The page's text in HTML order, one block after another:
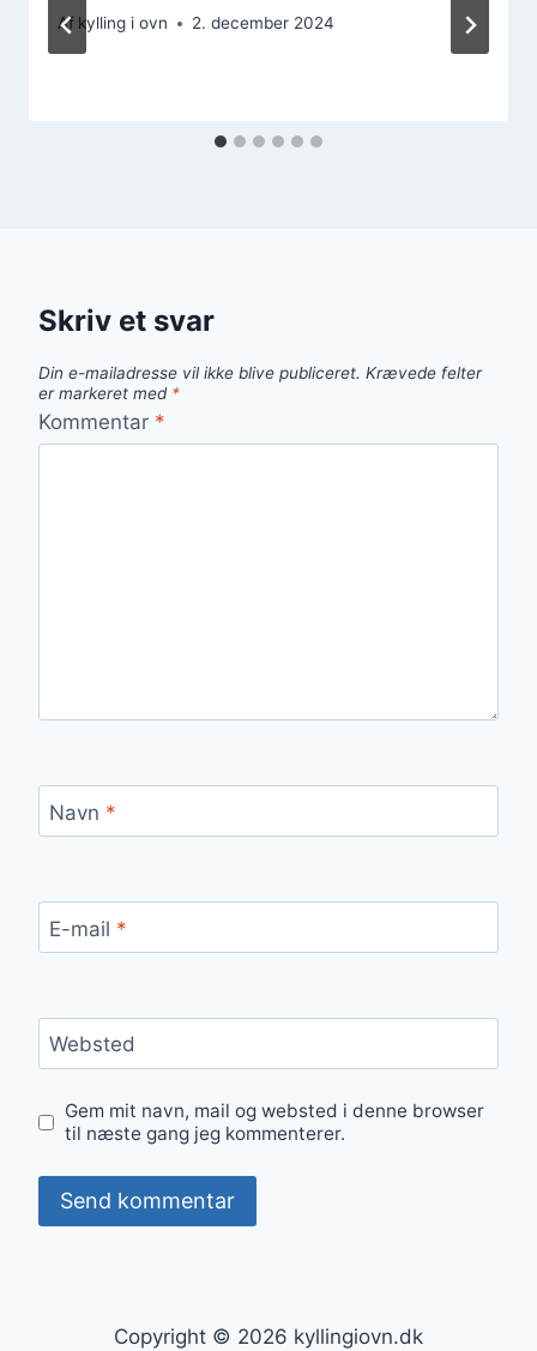
Af kylling i ovn 2. december 2024
Skriv et svar
Din e-mailadresse vil ikke blive publiceret. Krævede felter
er markeret med *
Kommentar *
Navn *
E-mail *
Websted
Gem mit navn, mail og websted i denne browser
til næste gang jeg kommenterer.
Copyright © 2026 kyllingiovn.dk